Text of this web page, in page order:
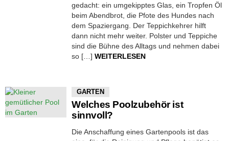
gedacht: ein umgekipptes Glas, ein Tropfen Öl
beim Abendbrot, die Pfote des Hundes nach
dem Spaziergang. Der Teppichkehrer hilft
dann nicht mehr weiter. Polster und Teppiche
sind die Bühne des Alltags und nehmen dabei
so […] WEITERLESEN
GARTEN
Welches Poolzubehör ist
sinnvoll?
Die Anschaffung eines Gartenpools ist das